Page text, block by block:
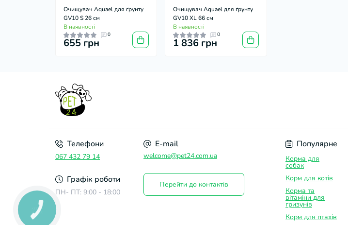
Очищувач Aquael для ґрунту
GV10 S 26 см
В наявності
0
655 грн
Очищувач Aquael для ґрунту
GV10 XL 66 см
В наявності
0
1 836 грн
Телефони
067 432 79 14
Графік роботи
ПН- ПТ: 9:00 - 18:00
E-mail
welcome@pet24.com.ua
Перейти до контактів
Популярне
Корма для
собак
Корм для котів
Корма та
вітаміни для
гризунів
Корм для птахів